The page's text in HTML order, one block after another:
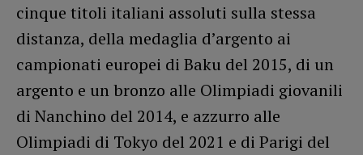
cinque titoli italiani assoluti sulla stessa
distanza, della medaglia d’argento ai
campionati europei di Baku del 2015, di un
argento e un bronzo alle Olimpiadi giovanili
di Nanchino del 2014, e azzurro alle
Olimpiadi di Tokyo del 2021 e di Parigi del